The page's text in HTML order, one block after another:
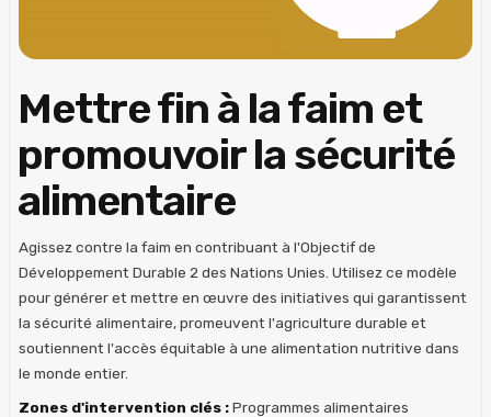
Mettre fin à la faim et
promouvoir la sécurité
alimentaire
Agissez contre la faim en contribuant à l'Objectif de
Développement Durable 2 des Nations Unies. Utilisez ce modèle
pour générer et mettre en œuvre des initiatives qui garantissent
la sécurité alimentaire, promeuvent l'agriculture durable et
soutiennent l'accès équitable à une alimentation nutritive dans
le monde entier.
Zones d'intervention clés :Programmes alimentaires